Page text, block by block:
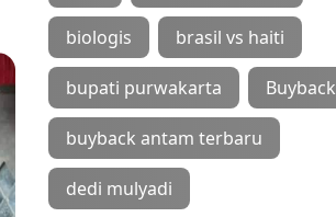
biologis brasil vs haiti
bupati purwakarta Buyback
buyback antam terbaru
dedi mulyadi